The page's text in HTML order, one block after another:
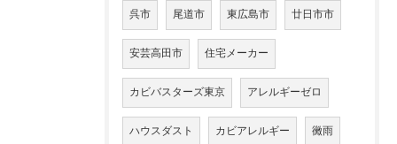
呉市 尾道市 東広島市 廿日市市
安芸高田市 住宅メーカー
カビバスターズ東京 アレルギーゼロ
ハウスダスト カビアレルギー 黴雨